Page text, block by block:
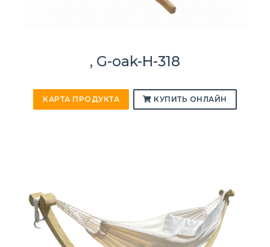
, G-oak-H-318
КАРТА ПРОДУКТА КУПИТЬ ОНЛАЙН